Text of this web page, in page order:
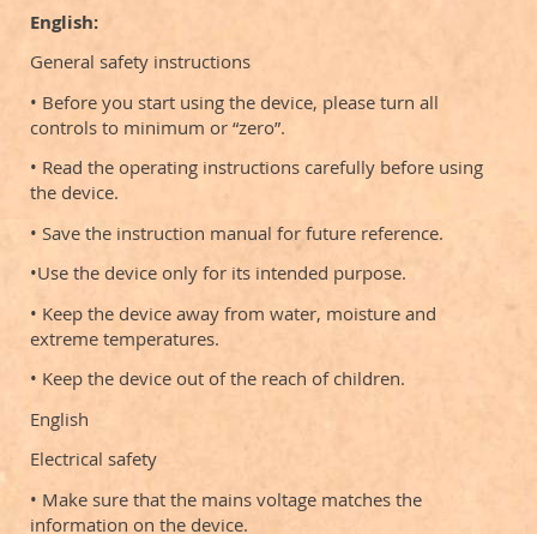
English:
General safety instructions
• Before you start using the device, please turn all
controls to minimum or “zero”.
• Read the operating instructions carefully before using
the device.
• Save the instruction manual for future reference.
•Use the device only for its intended purpose.
• Keep the device away from water, moisture and
extreme temperatures.
• Keep the device out of the reach of children.
English
Electrical safety
• Make sure that the mains voltage matches the
information on the device.